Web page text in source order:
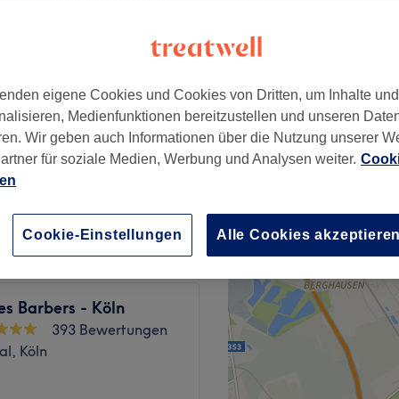
16 €
Barbers - Köln
393 Bewertungen
Köln
eigene Cookies und Cookies von Dritten, um Inhalte
Medienfunktionen bereitzustellen und unseren
Wir geben auch Informationen über die Nutzung unserer
für soziale Medien, Werbung und Analysen weiter.
Cookie-Einstellungen Alle Cookies akzeptieren